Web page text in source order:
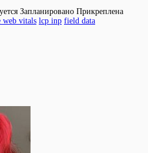
Запланировано Прикреплена
web vitals lcp inp field data